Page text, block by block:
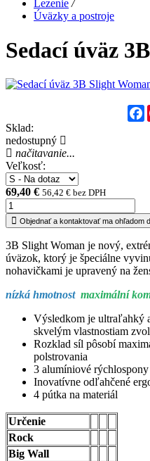
Lezenie /
Úväzky a postroje
Sedací úväz
Sklad:
nedostupný
načitavanie...
Veľkosť:
69,40 € 56,42 € bez DPH
Objednať a kontaktovať ma ohľadom
3B Slight Woman je nový,
úväzok, ktorý je špeciálne
nohavičkami je upravený na
nízká hmotnost maximální
Výsledkom je ultraľahký
skvelým vlastnostiam
Rozklad síl pôsobí
polstrovania
3 alumíniové
Inovatívne odľahčené
4 pútka na materiál
Určenie
Rock
Big Wall